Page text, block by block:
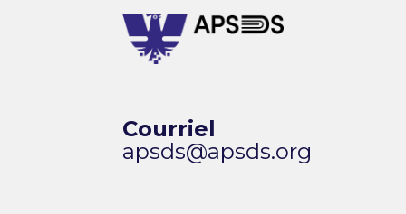
Courriel
apsds@apsds.org